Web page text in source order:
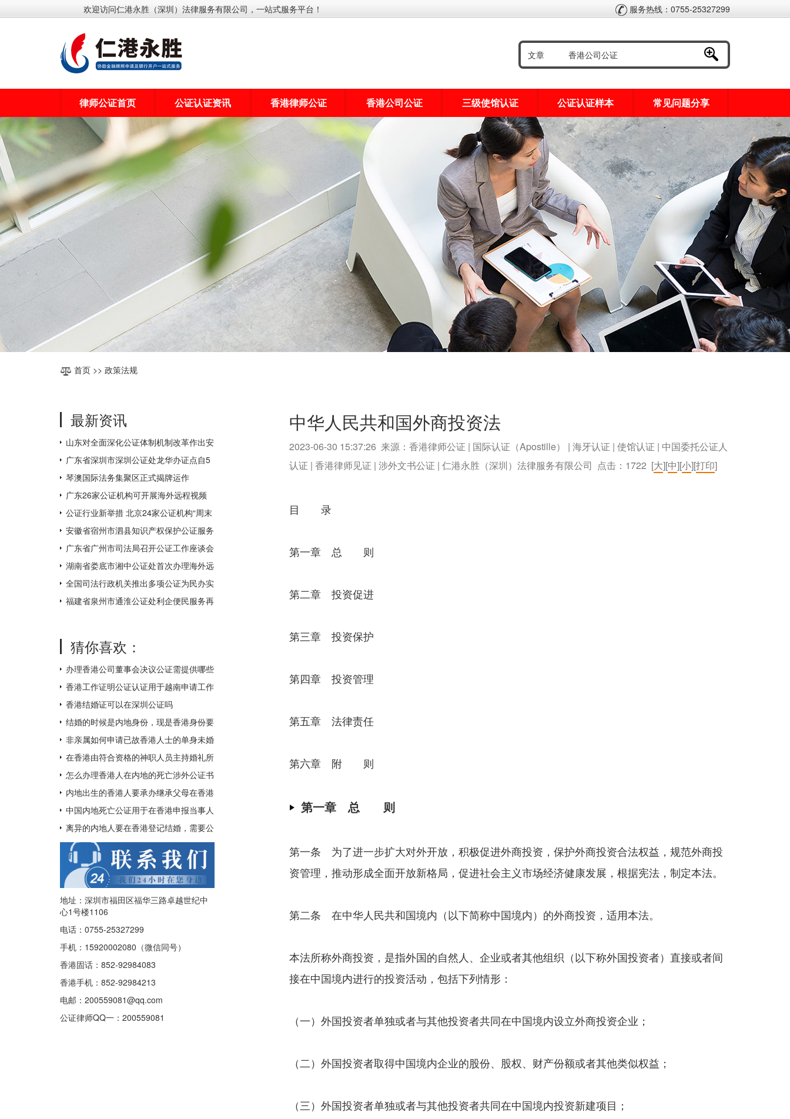
欢迎访问仁港永胜（深圳）法律服务有限公司，一站式服务平台！ 服务热线：0755-25327299
律师公证首页 公证认证资讯 香港律师公证 香港公司公证 三级使馆认证 公证认证样本 常见问题分享
首页 >> 政策法规
最新资讯
山东对全面深化公证体制机制改革作出安
排部署
广东省深圳市深圳公证处龙华办证点自5
月31日起对外办公
琴澳国际法务集聚区正式揭牌运作
广东26家公证机构可开展海外远程视频
公证，为全国数量最多
公证行业新举措 北京24家公证机构“周末
不打烊
安徽省宿州市泗县知识产权保护公证服务
中心揭牌成立
广东省广州市司法局召开公证工作座谈会
湖南省娄底市湘中公证处首次办理海外远
程视频公证 让距离不再遥远
全国司法行政机关推出多项公证为民办实
事措施
福建省泉州市通淮公证处利企便民服务再
猜你喜欢：
办理香港公司董事会决议公证需提供哪些
附件？
香港工作证明公证认证用于越南申请工作
签证如何办理？
香港结婚证可以在深圳公证吗
结婚的时候是内地身份，现是香港身份要
如何补领香港结婚证呢？
非亲属如何申请已故香港人士的单身未婚
证明文件呢？
在香港由符合资格的神职人员主持婚礼所
得的结婚证书怎么才能得到内地的认可
呢？
怎么办理香港人在内地的死亡涉外公证书
用于配偶在香港再婚？
内地出生的香港人要承办继承父母在香港
的遗产如何办理中国出生公证及认证呢？
中国内地死亡公证用于在香港申报当事人
已经去世及申请注销其香港身份证
离异的内地人要在香港登记结婚，需要公
证香港离婚绝对判令吗？
地址：深圳市福田区福华三路卓越世纪中
心1号楼1106
电话：0755-25327299
手机：15920002080（微信同号）
香港固话：852-92984083
香港手机：852-92984213
电邮：200559081@qq.com
公证律师QQ一： 200559081
中华人民共和国外商投资法
2023-06-30 15:37:26 来源：香港律师公证 | 国际认证（Apostille） | 海牙认证 | 使馆认证 | 中国委托公证人
认证 | 香港律师见证 | 涉外文书公证 | 仁港永胜（深圳）法律服务有限公司 点击： 1722 [大][中][小][打印]
目 录
第一章 总 则
第二章 投资促进
第三章 投资保护
第四章 投资管理
第五章 法律责任
第六章 附 则
第一章 总 则
第一条 为了进一步扩大对外开放，积极促进外商投资，保护外商投资合法权益，规范外商投
资管理，推动形成全面开放新格局，促进社会主义市场经济健康发展，根据宪法，制定本法。
第二条 在中华人民共和国境内（以下简称中国境内）的外商投资，适用本法。
本法所称外商投资，是指外国的自然人、企业或者其他组织（以下称外国投资者）直接或者间
接在中国境内进行的投资活动，包括下列情形：
（一）外国投资者单独或者与其他投资者共同在中国境内设立外商投资企业；
（二）外国投资者取得中国境内企业的股份、股权、财产份额或者其他类似权益；
（三）外国投资者单独或者与其他投资者共同在中国境内投资新建项目；